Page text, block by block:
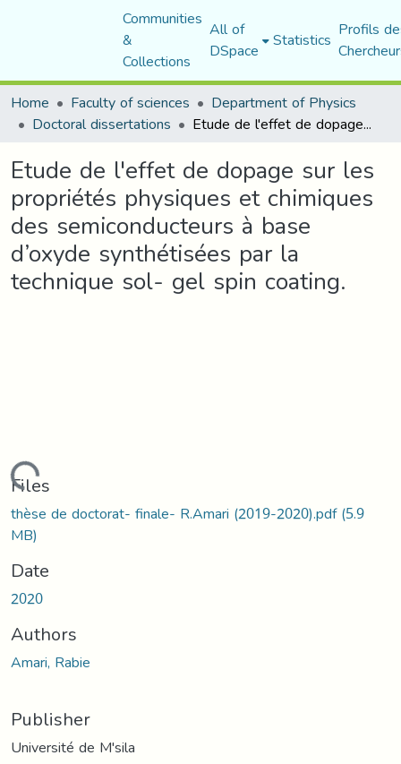
Communities
&
Collections
All of
DSpace Statistics Profils
Home
Faculty of sciences Department of Physics
Doctoral dissertations Etude de l'effet de dopage sur les propriétés physiques et chimiques des semiconducteurs à base d’oxyde synthétisées par la technique sol- gel spin coating.
Etude de l'effet de dopage sur les
propriétés physiques et chimiques
des semiconducteurs à base
d’oxyde synthétisées par la
technique sol- gel spin coating.
Files
thèse de doctorat- finale- R.Amari (2019-2020).pdf(5.9
MB)
Date
2020
Authors
Amari, Rabie
Publisher
Université de M'sila